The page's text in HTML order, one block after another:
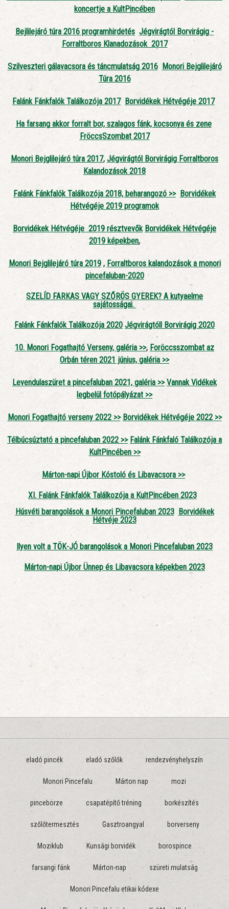
koncertje a KultPincében
Bejlilejáró túra 2016 programhirdetés Jégvirágtól Borvirágig -
Forraltboros Klanadozások 2017
Szilveszteri gálavacsora és táncmulatság 2016 Monori Bejglilejáró
Túra 2016
Falánk Fánkfalók Találkozója 2017 Borvidékek Hétvégéje 2017
Ha farsang akkor forralt bor, szalagos fánk, kocsonya és zene
FröccsSzombat 2017
Monori Bejglilejáró túra 2017, Jégvirágtól Borvirágig Forraltboros
Kalandozások 2018
Falánk Fánkfalók Találkozója 2018, beharangozó >> Borvidékek
Hétvégéje 2019 programok
Borvidékek Hétvégéje 2019 résztvevők Borvidékek Hétvégéje
2019 képekben,
Monori Bejglilejáró túra 2019, Forraltboros kalandozások a monori
pincefaluban-2020
SZELÍD FARKAS VAGY SZŐRÖS GYEREK? A kutyaelme
sajátosságai.
Falánk Fánkfalók Találkozója 2020 Jégvirágtóll Borvirágig 2020
10. Monori Fogathajtó Verseny, galéria >>, Foröccsszombat az
Orbán téren 2021 június, galéria >>
Levendulaszüret a pincefaluban 2021, galéria >> Vannak Vidékek
legbelül fotópályázat >>
Monori Fogathajtó verseny 2022 >> Borvidékek Hétvégéje 2022 >>
Télbúcsúztató a pincefaluban 2022 >> Falánk Fánkfaló Találkozója a
KultPincében >>
Márton-napi Újbor Kóstoló és Libavacsora >>
XI. Falánk Fánkfalók Találkozója a KultPincében 2023
Húsvéti barangolások a Monori Pincefaluban 2023 Borvidékek
Hétvéje 2023
Ilyen volt a TÖK-JÓ barangolások a Monori Pincefaluban 2023
Márton-napi Újbor Ünnep és Libavacsora képekben 2023
eladó pincék eladó szőlők rendezvényhelyszín
Monori Pincefalu Márton nap mozi
pincebörze csapatépítő tréning borkészítés
szőlőtermesztés Gasztroangyal borverseny
Moziklub Kunsági borvidék borospince
farsangi fánk Márton-nap szüreti mulatság
Monori Pincefalu etikai kódexe